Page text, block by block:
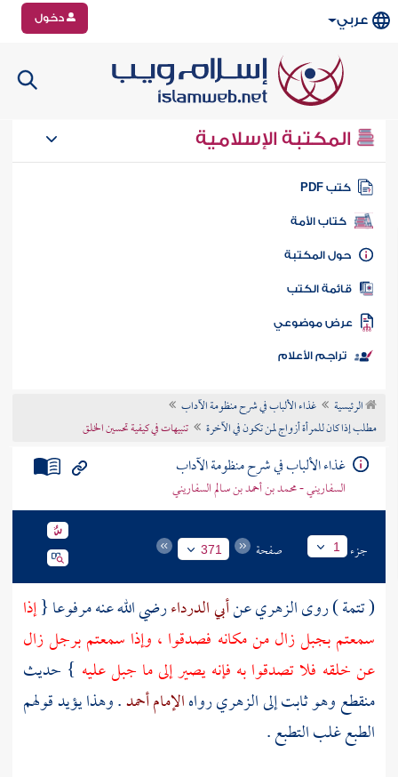
عربي دخول
المكتبة الإسلامية
كتب PDF
كتاب الأمة
المكتبة
الكتب
موضوعي
تراجم الأعلام
الرئيسية
غذاء الألباب في شرح منظومة الآداب
مطلب إذا كان للمرأة أزواج لمن تكون في الآخرة
تنبيهات في كيفية تحسين الخلق
غذاء الألباب في شرح منظومة الآداب
السفاريني - محمد بن أحمد بن سالم السفاريني
جزء 1 صفحة 371
( تتمة ) روىالزهريعنأبي الدرداءرضي الله عنه مرفوعا {إذا
سمعتم بجبل زال من مكانه فصدقوا ، وإذا سمعتم برجل زال
عن خلقه فلا تصدقوا به فإنه يصير إلى ما جبل عليه } حديث
منقطع وهو ثابت إلىالزهريرواهالإمام أحمد. وهذا يؤيد قولهم
الطبع غلب التطبع .